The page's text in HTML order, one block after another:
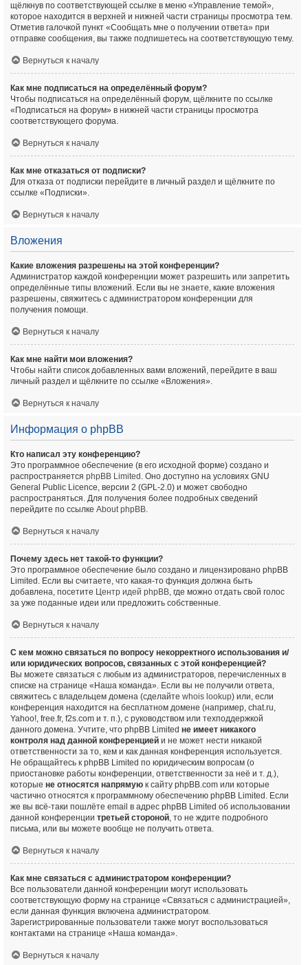
щёлкнув по соответствующей ссылке в меню «Управление темой»,
которое находится в верхней и нижней части страницы просмотра тем.
Отметив галочкой пункт «Сообщать мне о получении ответа» при
отправке сообщения, вы также подпишетесь на соответствующую тему.
Вернуться к началу
Как мне подписаться на определённый форум?
Чтобы подписаться на определённый форум, щёлкните по ссылке
«Подписаться на форум» в нижней части страницы просмотра
соответствующего форума.
Вернуться к началу
Как мне отказаться от подписки?
Для отказа от подписки перейдите в личный раздел и щёлкните по
ссылке «Подписки».
Вернуться к началу
Вложения
Какие вложения разрешены на этой конференции?
Администратор каждой конференции может разрешить или запретить
определённые типы вложений. Если вы не знаете, какие вложения
разрешены, свяжитесь с администратором конференции для
получения помощи.
Вернуться к началу
Как мне найти мои вложения?
Чтобы найти список добавленных вами вложений, перейдите в ваш
личный раздел и щёлкните по ссылке «Вложения».
Вернуться к началу
Информация о phpBB
Кто написал эту конференцию?
Это программное обеспечение (в его исходной форме) создано и
распространяется phpBB Limited . Оно доступно на условиях GNU
General Public Licence, версии 2 (GPL-2.0) и может свободно
распространяться. Для получения более подробных сведений
перейдите по ссылке About phpBB.
Вернуться к началу
Почему здесь нет такой-то функции?
Это программное обеспечение было создано и лицензировано phpBB
Limited. Если вы считаете, что какая-то функция должна быть
добавлена, посетите Центр идей phpBB, где можно отдать свой голос
за уже поданные идеи или предложить собственные.
Вернуться к началу
С кем можно связаться по вопросу некорректного использования и/
или юридических вопросов, связанных с этой конференцией?
Вы можете связаться с любым из администраторов, перечисленных в
списке на странице «Наша команда». Если вы не получили ответа,
свяжитесь с владельцем домена (сделайте whois lookup) или, если
конференция находится на бесплатном домене (например, chat.ru,
Yahoo!, free.fr, f2s.com и т. п.), с руководством или техподдержкой
данного домена. Учтите, что phpBB Limited не имеет никакого
контроля над данной конференцией и не может нести никакой
ответственности за то, кем и как данная конференция используется.
Не обращайтесь к phpBB Limited по юридическим вопросам (о
приостановке работы конференции, ответственности за неё и т. д.),
которые не относятся напрямую к сайту phpBB.com или которые
частично относятся к программному обеспечению phpBB Limited. Если
же вы всё-таки пошлёте email в адрес phpBB Limited об использовании
данной конференции третьей стороной, то не ждите подробного
письма, или вы можете вообще не получить ответа.
Вернуться к началу
Как мне связаться с администратором конференции?
Все пользователи данной конференции могут использовать
соответствующую форму на странице «Связаться с администрацией»,
если данная функция включена администратором.
Зарегистрированные пользователи также могут воспользоваться
контактами на странице «Наша команда».
Вернуться к началу